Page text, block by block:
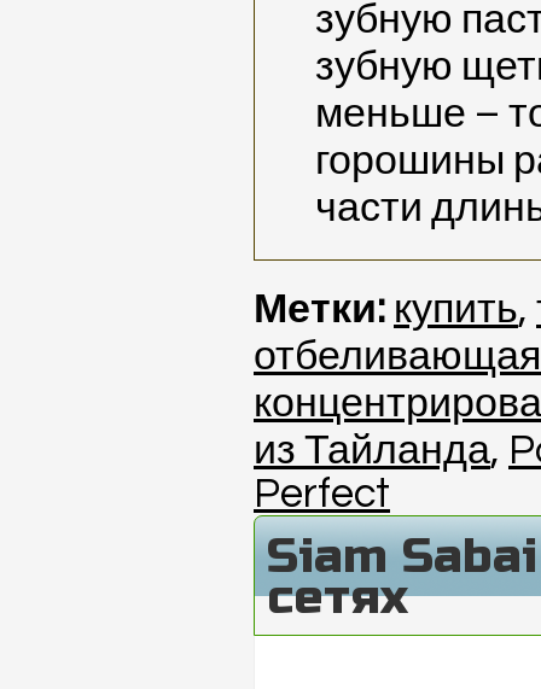
зубную
зубную
меньше –
горошины
части
Метки: купить,
отбеливающая
из Тайланда,
Perfect
Siam
сетях